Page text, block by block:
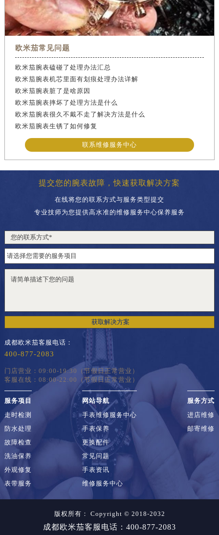
欧米茄常见问题
欧米茄腕表磕碰了处理办法汇总
欧米茄腕表机芯里面有划痕处理办法详解
欧米茄腕表脏了是啥原因
欧米茄腕表摔坏了处理方法是什么
欧米茄腕表很久不戴不走了解决方法是什么
欧米茄腕表生锈了如何修复
联系维修服务中心
提交您的腕表故障，快速获取解决方案
在线将您的联系方式与服务类型提交
专业技师为您提供高水准的维修服务中心保养服务
获取解决方案
成都欧米茄客服电话：
400-877-2083
门店营业：09:00-19:30（节假日正常营业）
客服在线：08:00-22:00（节假日正常营业）
服务项目
走时检测
防水处理
故障检查
洗油保养
外观修复
表带服务
网站导航
手表维修服务中心
手表保养
更换配件
常见问题
手表资讯
维修服务中心
服务方式
进店维修
邮寄维修
版权所有： Copyright © 2018-2032
成都欧米茄客服电话：400-877-2083